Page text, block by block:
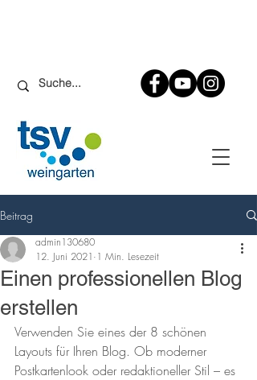
Beitrag
Einen professionellen Blog
erstellen
admin130680
12. Juni 2021 1 Min. Lesezeit
Verwenden Sie eines der 8 schönen
Layouts für Ihren Blog. Ob moderner
Postkartenlook oder redaktioneller Stil – es